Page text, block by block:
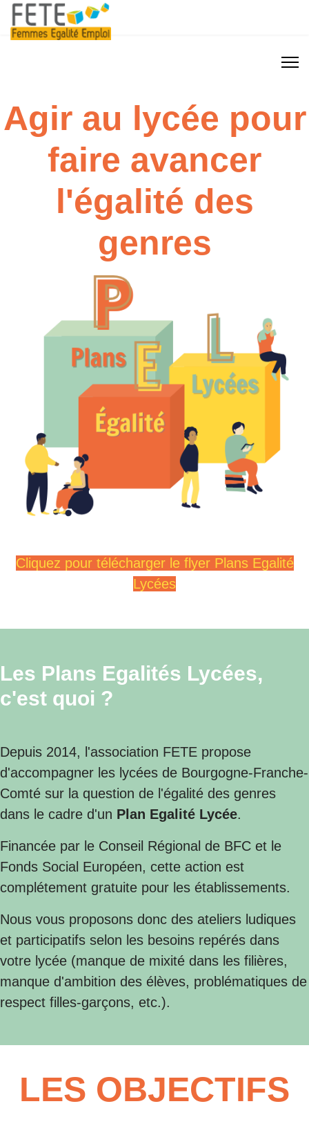
Agir au lycée pour
faire avancer
l'égalité des
genres
Cliquez pour télécharger le flyer Plans Egalité
Lycées
Les Plans Egalités Lycées,
c'est quoi ?
Depuis 2014, l'association FETE propose
d'accompagner les lycées de Bourgogne-Franche-
Comté sur la question de l'égalité des genres
dans le cadre d'un Plan Egalité Lycée.
Financée par le Conseil Régional de BFC et le
Fonds Social Européen, cette action est
complétement gratuite pour les établissements.
Nous vous proposons donc des ateliers ludiques
et participatifs selon les besoins repérés dans
votre lycée (manque de mixité dans les filières,
manque d'ambition des élèves, problématiques de
respect filles-garçons, etc.).
LES OBJECTIFS